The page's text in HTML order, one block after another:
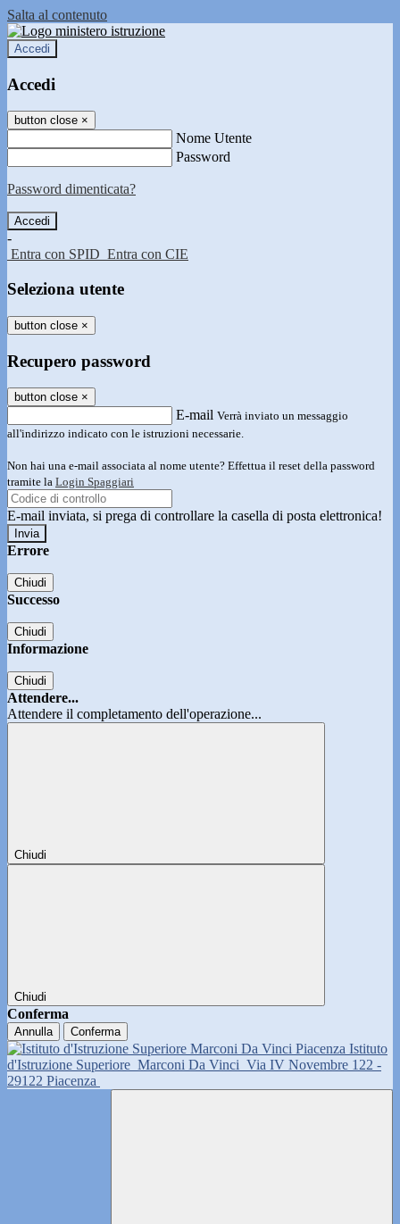
Salta al contenuto
Accedi
Accedi
button close ×
Nome Utente
Password
Password dimenticata?
-
Entra con SPID Entra con CIE
Seleziona utente
button close ×
Recupero password
button close ×
E-mail Verrà inviato un messaggio
all'indirizzo indicato con le istruzioni necessarie.
Non hai una e-mail associata al nome utente? Effettua il reset della password
tramite la Login Spaggiari
E-mail inviata, si prega di controllare la casella di posta elettronica!
Errore
Chiudi
Successo
Chiudi
Informazione
Chiudi
Attendere...
Attendere il completamento dell'operazione...
Chiudi
Chiudi
Conferma
Annulla Conferma
Istituto
d'Istruzione Superiore Marconi Da Vinci Via IV Novembre 122 -
29122 Piacenza